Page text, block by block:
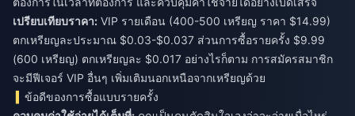
เปรียบเทียบราคา: VIP รายเดือน (400-500 เหรียญ ราคา $14.99)
ตกเหรียญละประมาณ $0.03-$0.037 ส่วนการซื้อรายครั้ง $9.99
(600 เหรียญ) ตกเหรียญละ $0.017 อย่างไรก็ตาม การสมัครสมาชิก
จะมีฟีเจอร์ VIP อื่นๆ เพิ่มเติมนอกเหนือจากเหรียญด้วย
ข้อดีของการซื้อแบบรายครั้ง